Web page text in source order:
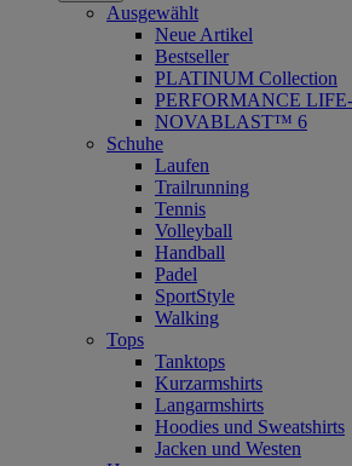
Ausgewählt
Neue Artikel
Bestseller
PLATINUM Collection
PERFORMANCE
NOVABLAST™ 6
Schuhe
Laufen
Trailrunning
Tennis
Volleyball
Handball
Padel
SportStyle
Walking
Tops
Tanktops
Kurzarmshirts
Langarmshirts
Hoodies und Sweatshirts
Jacken und Westen